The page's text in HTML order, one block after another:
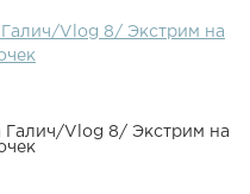
Галич/Vlog 8/ Экстрим на
Галич/Vlog 8/ Экстрим на